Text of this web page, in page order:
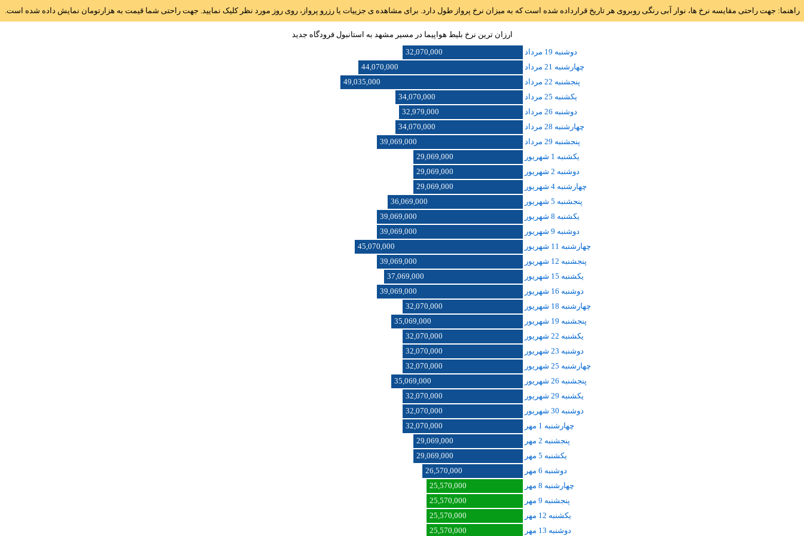
راهنما: جهت راحتی مقایسه نرخ ها، نوار آبی رنگی روبروی هر تاریخ قرارداده شده است که به میزان نرخ پرواز طول دارد. برای مشاهده ی جزییات یا رزرو پرواز، روی روز مورد نظر کلیک نمایید. جهت راحتی شما قیمت به هزارتومان نمایش داده شده است.
ارزان ترین نرخ بلیط هواپیما در مسیر مشهد به استانبول فرودگاه جديد
دوشنبه 19 مرداد
32,070,000
چهارشنبه 21 مرداد
44,070,000
پنجشنبه 22 مرداد
49,035,000
يکشنبه 25 مرداد
34,070,000
دوشنبه 26 مرداد
32,979,000
چهارشنبه 28 مرداد
34,070,000
پنجشنبه 29 مرداد
39,069,000
يکشنبه 1 شهریور
29,069,000
دوشنبه 2 شهریور
29,069,000
چهارشنبه 4 شهریور
29,069,000
پنجشنبه 5 شهریور
36,069,000
يکشنبه 8 شهریور
39,069,000
دوشنبه 9 شهریور
39,069,000
چهارشنبه 11 شهریور
45,070,000
پنجشنبه 12 شهریور
39,069,000
يکشنبه 15 شهریور
37,069,000
دوشنبه 16 شهریور
39,069,000
چهارشنبه 18 شهریور
32,070,000
پنجشنبه 19 شهریور
35,069,000
يکشنبه 22 شهریور
32,070,000
دوشنبه 23 شهریور
32,070,000
چهارشنبه 25 شهریور
32,070,000
پنجشنبه 26 شهریور
35,069,000
يکشنبه 29 شهریور
32,070,000
دوشنبه 30 شهریور
32,070,000
چهارشنبه 1 مهر
32,070,000
پنجشنبه 2 مهر
29,069,000
يکشنبه 5 مهر
29,069,000
دوشنبه 6 مهر
26,570,000
چهارشنبه 8 مهر
25,570,000
پنجشنبه 9 مهر
25,570,000
يکشنبه 12 مهر
25,570,000
دوشنبه 13 مهر
25,570,000